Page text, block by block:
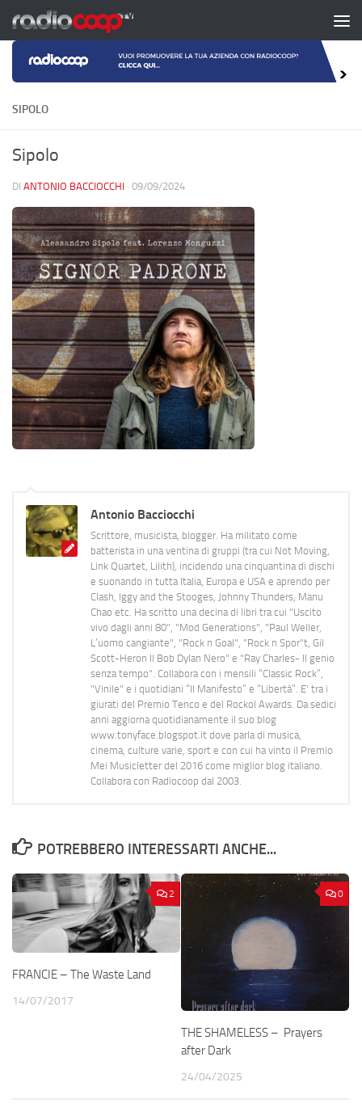
Salta al contenuto
SIPOLO
Sipolo
DI ANTONIO BACCIOCCHI · 09/09/2024
Antonio Bacciocchi
Scrittore, musicista, blogger. Ha militato come
batterista in una ventina di gruppi (tra cui Not Moving,
Link Quartet, Lilith), incidendo una cinquantina di dischi
e suonando in tutta Italia, Europa e USA e aprendo per
Clash, Iggy and the Stooges, Johnny Thunders, Manu
Chao etc. Ha scritto una decina di libri tra cui "Uscito
vivo dagli anni 80", "Mod Generations", "Paul Weller,
L’uomo cangiante", "Rock n Goal", "Rock n Spor"t, Gil
Scott-Heron Il Bob Dylan Nero" e "Ray Charles- Il genio
senza tempo". Collabora con i mensili “Classic Rock”,
"Vinile" e i quotidiani “Il Manifesto” e “Libertà”. E' tra i
giurati del Premio Tenco e del Rockol Awards. Da sedici
anni aggiorna quotidianamente il suo blog
www.tonyface.blogspot.it dove parla di musica,
cinema, culture varie, sport e con cui ha vinto il Premio
Mei Musicletter del 2016 come miglior blog italiano.
Collabora con Radiocoop dal 2003.
POTREBBERO INTERESSARTI ANCHE...
2
FRANCIE – The Waste Land
14/07/2017
0
THE SHAMELESS – Prayers
after Dark
24/04/2025